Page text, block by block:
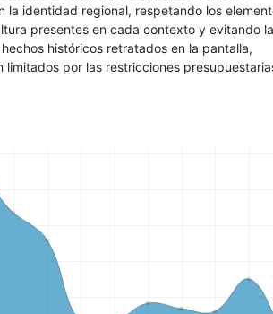
la identidad regional, respetando los
presentes en cada contexto y evitando la
históricos retratados en la pantalla,
limitados por las restricciones